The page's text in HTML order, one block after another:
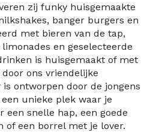
zij funky huisgemaakte
banger burgers en
met bieren van de tap,
en geselecteerde
is huisgemaakt of met
ons vriendelijke
ontworpen door de jongens
unieke plek waar je
een snelle hap, een goede
of een borrel met je lover.